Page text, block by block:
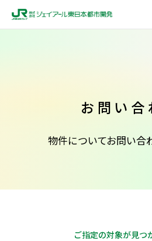
お問い合
物件についてお問い合
ご指定の対象が見つ